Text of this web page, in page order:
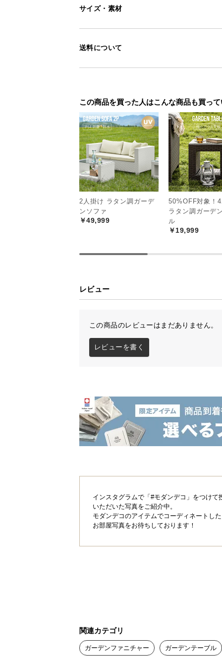
ナチュラルでありながら上質なリゾ
ーブルの存在は、あえて外で食事し
す。
ご自宅のガーデンで南国気分を味っ
タイムに浸ったり…。
ぜひ、ご自分だけの癒しの空間をお
< 前へ
リゾートのよう
に
サイズ・素材
送料について
この商品を買った人はこんな商品も買っ
2人掛け ラタン調ガーデ
ンソファ
￥49,999
50%OFF対象！
ラタン調ガーデ
ル
￥19,999
レビュー
この商品のレビューはまだありません。
レビューを書く
インスタグラムで「#モダンデコ」をつけて
いただいた写真をご紹介中。
モダンデコのアイテムでコーディネートし
お部屋写真をお待ちしております！
関連カテゴリ
ガーデンファニチャー ガーデンテーブル